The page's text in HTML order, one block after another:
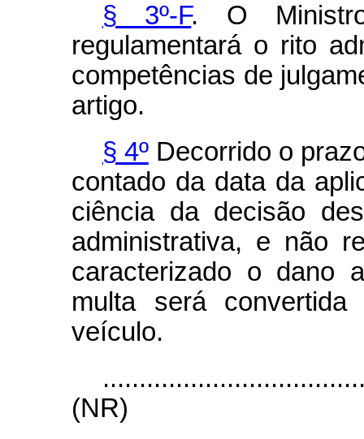
§ 3º-F. O
regulamentará o rito
competências de
artigo.
§ 4ºDecorrido o
contado da data da
ciência da decisão
administrativa, e não
caracterizado o dano
multa será
veículo.
(NR)